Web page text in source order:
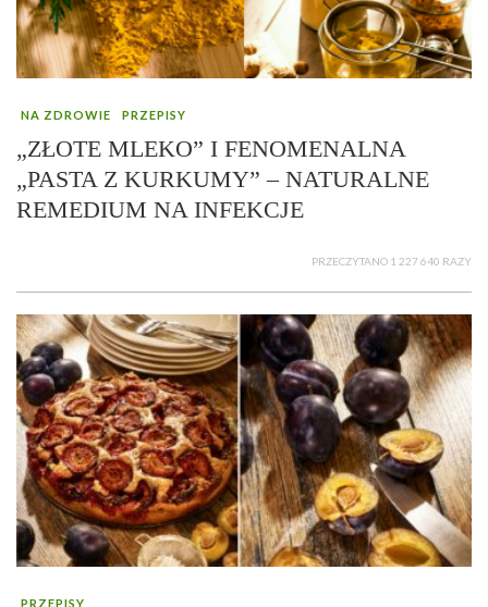
NA ZDROWIE PRZEPISY
„ZŁOTE MLEKO” I FENOMENALNA
„PASTA Z KURKUMY” – NATURALNE
REMEDIUM NA INFEKCJE
PRZECZYTANO 1 227 640 RAZY
PRZEPISY